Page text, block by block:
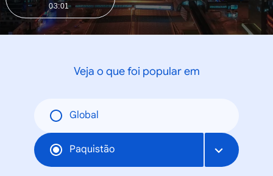
03:01
Veja o que foi popular em
Global
Paquistão